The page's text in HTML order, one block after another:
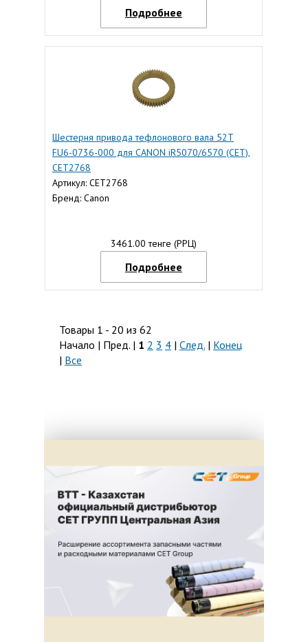
Подробнее
Шестерня привода тефлонового вала 52T
FU6-0736-000 для CANON iR5070/6570 (CET),
CET2768
Артикул: CET2768
Бренд: Canon
3461.00 тенге (РРЦ)
Подробнее
Товары 1 - 20 из 62
Начало | Пред. | 1 2 3 4 | След. | Конец
| Все